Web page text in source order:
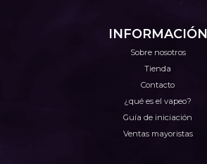
INFORMACIÓN
Sobre nosotros
Tienda
Contacto
¿qué es el vapeo?
Guía de iniciación
Ventas mayoristas